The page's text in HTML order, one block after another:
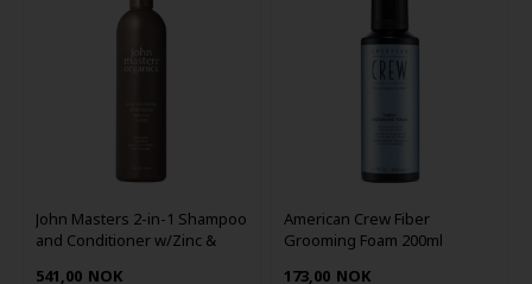
John Masters 2-in-1 Shampoo
and Conditioner w/Zinc &
541,00 NOK
American Crew Fiber
Grooming Foam 200ml
173,00 NOK